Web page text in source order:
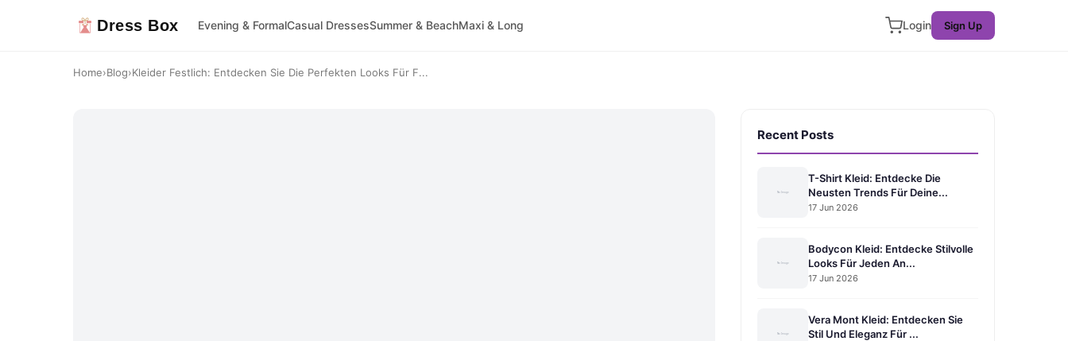
Dress Box Evening & FormalCasual DressesSummer & BeachMaxi & Long Login Sign Up
Home›Blog›Kleider Festlich: Entdecken Sie Die Perfekten Looks Für F...
Recent Posts
T-Shirt Kleid: Entdecke Die
Neusten Trends Für Deine...
17 Jun 2026
Bodycon Kleid: Entdecke Stilvolle
Looks Für Jeden An...
17 Jun 2026
Vera Mont Kleid: Entdecken Sie
Stil Und Eleganz Für ...